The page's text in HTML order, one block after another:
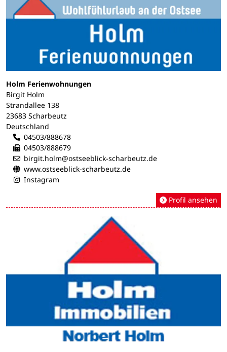
Holm Ferienwohnungen
Birgit Holm
Strandallee 138
23683 Scharbeutz
Deutschland
04503/888678
04503/888679
birgit.holm@ostseeblick-scharbeutz.de
www.ostseeblick-scharbeutz.de
Instagram
Profil ansehen